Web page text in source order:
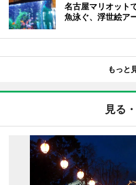
名古屋マリオッ
魚泳ぐ、浮世絵ア
もっと
見る